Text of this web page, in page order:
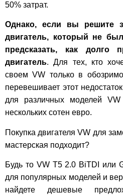
50% затрат.
Однако, если вы решите
двигатель, который не
предсказать, как долго
двигатель. Для тех, кто
своем VW только в
перевешивает этот
для различных моделей
нескольких сотен евро.
Покупка двигателя VW для
мастерская подходит?
Будь то VW T5 2.0 BiTDI или
для популярных моделей и
найдете дешевые